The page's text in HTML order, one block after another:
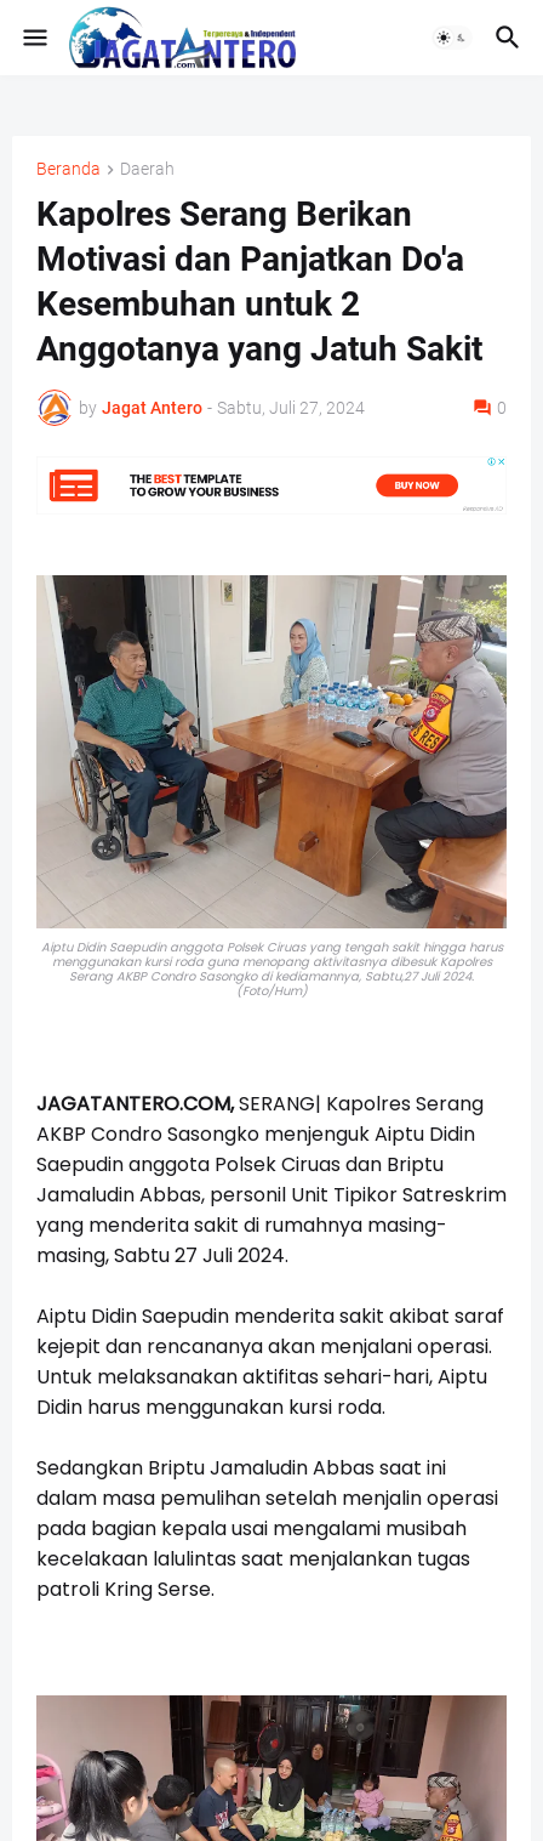
Beranda Daerah
Kapolres Serang Berikan
Motivasi dan Panjatkan Do'a
Kesembuhan untuk 2
Anggotanya yang Jatuh Sakit
by Jagat Antero - Sabtu, Juli 27, 2024 0
Aiptu Didin Saepudin anggota Polsek Ciruas yang tengah sakit hingga harus
menggunakan kursi roda guna menopang aktivitasnya dibesuk Kapolres
Serang AKBP Condro Sasongko di kediamannya, Sabtu,27 Juli 2024.
(Foto/Hum)
JAGATANTERO.COM,SERANG| Kapolres Serang
AKBP Condro Sasongko menjenguk Aiptu Didin
Saepudin anggota Polsek Ciruas dan Briptu
Jamaludin Abbas, personil Unit Tipikor Satreskrim
yang menderita sakit di rumahnya masing-
masing, Sabtu 27 Juli 2024.
Aiptu Didin Saepudin menderita sakit akibat saraf
kejepit dan rencananya akan menjalani operasi.
Untuk melaksanakan aktifitas sehari-hari, Aiptu
Didin harus menggunakan kursi roda.
Sedangkan Briptu Jamaludin Abbas saat ini
dalam masa pemulihan setelah menjalin operasi
pada bagian kepala usai mengalami musibah
kecelakaan lalulintas saat menjalankan tugas
patroli Kring Serse.